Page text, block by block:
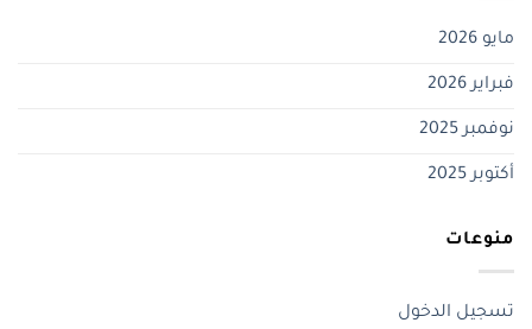
مايو 2026
فبراير 2026
نوفمبر 2025
أكتوبر 2025
منوعات
تسجيل الدخول